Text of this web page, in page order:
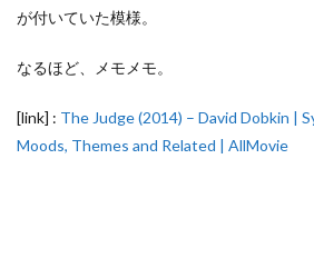
が付いていた模様。
なるほど、メモメモ。
[link] : The Judge (2014) – David Dobkin |
Moods, Themes and Related | AllMovie